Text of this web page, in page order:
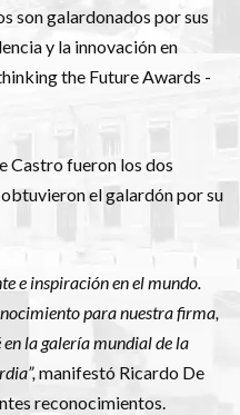
son galardonados por sus
y la innovación en
the Future Awards -
Castro fueron los dos
el galardón por su
e inspiración en el mundo.
para nuestra firma,
la galería mundial de la
manifestó Ricardo De
reconocimientos.